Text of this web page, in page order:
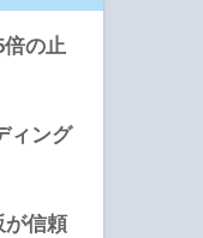
の止
ィング
が信頼